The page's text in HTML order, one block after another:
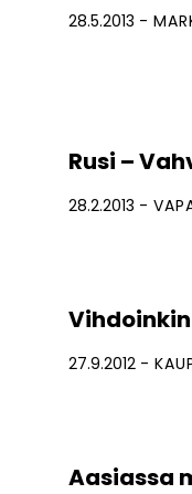
28.5.2013
Rusi –
28.2.2013
Vihdoinkin
27.9.2012
Aasiassa